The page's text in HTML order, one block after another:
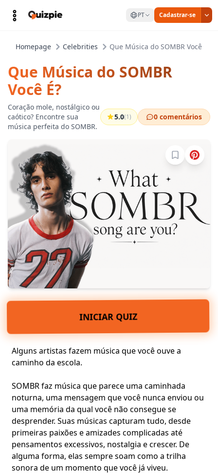
PT Cadastrar-se
Homepage Celebrities Que Música do SOMBR Você É?
Que Música do SOMBR
Você É?
Coração mole, nostálgico ou
caótico? Encontre sua
música perfeita do SOMBR.
5.0(1) 0 comentários
Entre para
INICIAR QUIZ
Alguns artistas fazem música que você ouve a
caminho da escola.
SOMBR faz música que parece uma caminhada
noturna, uma mensagem que você nunca enviou ou
uma memória da qual você não consegue se
desprender. Suas músicas capturam tudo, desde
primeiras paixões e amizades complicadas até
pensamentos excessivos, nostalgia ecrescer. De
alguma forma, elas sempre soam como a trilha
sonora de um momento que você já viveu.